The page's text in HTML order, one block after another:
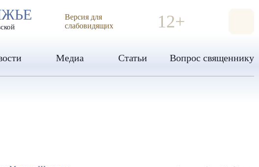
Версия для
слабовидящих
12+
Медиа Статьи Вопрос священнику